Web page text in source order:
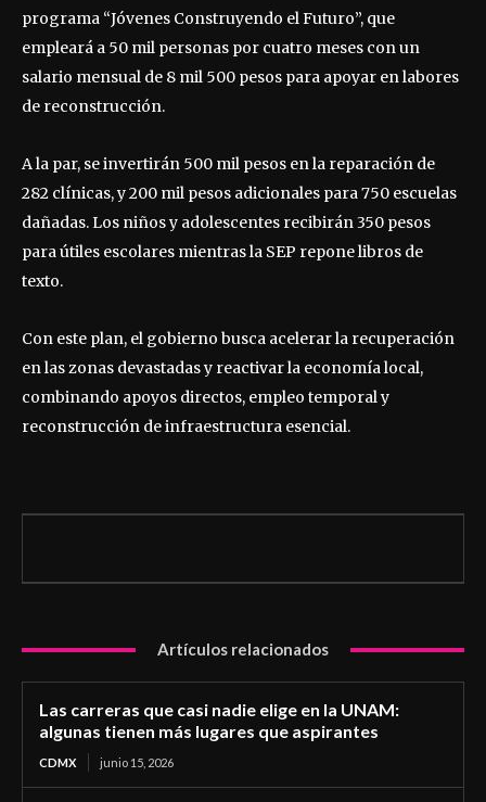
programa “Jóvenes Construyendo el Futuro”, que
empleará a 50 mil personas por cuatro meses con un
salario mensual de 8 mil 500 pesos para apoyar en labores
de reconstrucción.
A la par, se invertirán 500 mil pesos en la reparación de
282 clínicas, y 200 mil pesos adicionales para 750 escuelas
dañadas. Los niños y adolescentes recibirán 350 pesos
para útiles escolares mientras la SEP repone libros de
texto.
Con este plan, el gobierno busca acelerar la recuperación
en las zonas devastadas y reactivar la economía local,
combinando apoyos directos, empleo temporal y
reconstrucción de infraestructura esencial.
Artículos relacionados
Las carreras que casi nadie elige en la UNAM:
algunas tienen más lugares que aspirantes
CDMX junio 15, 2026